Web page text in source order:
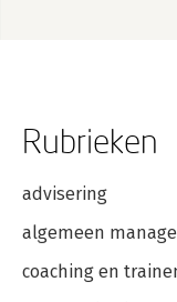
Rubrieken
advisering
algemeen
coaching en